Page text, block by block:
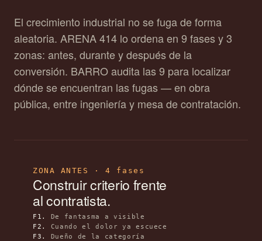
El crecimiento industrial no se fuga de forma
aleatoria. ARENA 414 lo ordena en 9 fases y 3
zonas: antes, durante y después de la
conversión. BARRO audita las 9 para localizar
dónde se encuentran las fugas — en obra
pública, entre ingeniería y mesa de contratación.
ZONA ANTES · 4 fases
Construir criterio frente
al contratista.
F1.
De fantasma a visible
F2.
Cuando el dolor ya escuece
F3.
Dueño de la categoría